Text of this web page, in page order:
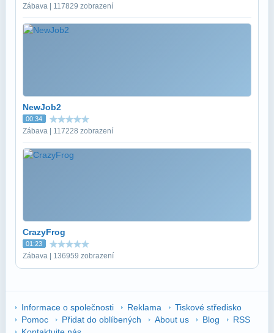
Zábava | 117829 zobrazení
NewJob2
00:34
Zábava | 117228 zobrazení
CrazyFrog
01:23
Zábava | 136959 zobrazení
Informace o společnosti Reklama
Tiskové středisko
Pomoc
Přidat do oblíbených About us Blog
RSS